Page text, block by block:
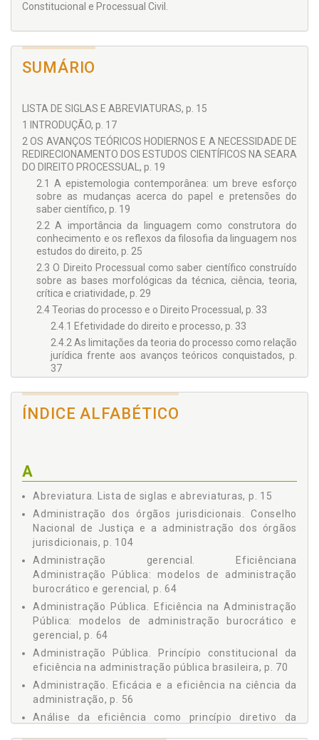
Constitucional e Processual Civil.
SUMÁRIO
LISTA DE SIGLAS E ABREVIATURAS, p. 15
1 INTRODUÇÃO, p. 17
2 OS AVANÇOS TEÓRICOS HODIERNOS E A NECESSIDADE DE
REDIRECIONAMENTO DOS ESTUDOS CIENTÍFICOS NA SEARA
DO DIREITO PROCESSUAL, p. 19
2.1 A epistemologia contemporânea: um breve esforço
sobre as mudanças acerca do papel e pretensões do
saber científico, p. 19
2.2 A importância da linguagem como construtora do
conhecimento e os reflexos da filosofia da linguagem nos
estudos do direito, p. 25
2.3 O Direito Processual como saber científico construído
sobre as bases morfológicas da técnica, ciência, teoria,
crítica e criatividade, p. 29
2.4 Teorias do processo e o Direito Processual, p. 33
2.4.1 Efetividade do direito e processo, p. 33
2.4.2 As limitações da teoria do processo como relação
jurídica frente aos avanços teóricos conquistados, p.
37
Democrático de Direito, p. 41
2.5 Síntese, p. 51
aspectos de senso comum, ideológicos e científicos, p. 53
3.2 O esforço científico para o esclarecimento do conceito
de eficiência, p. 56
3.2.1 A eficácia e a eficiência na Ciência da
Administração, p. 56
3.2.2 O conceito de eficiência na Ciência do Direito, p.
59
3.3 A eficiência na administração pública: modelos de
administração burocrático e gerencial, p. 64
3.4 O princípio constitucional da eficiência na
administração pública brasileira, p. 70
3.5 Síntese, p. 73
4 A MOROSIDADE NA ATIVIDADE JURISDICIONAL E AS
LEGISLATIVAS, p. 75
4.1 A morosidade na atividade jurisdicional como um
problema a ser solucionado, p. 75
4.2 A identificação das causas da morosidade na
ÍNDICE ALFABÉTICO
A
Abreviatura. Lista de siglas e abreviaturas, p. 15
Administração dos órgãos jurisdicionais. Conselho
Nacional de Justiça e a administração dos órgãos
jurisdicionais, p. 104
Administração gerencial. Eficiênciana
Administração Pública: modelos de administração
burocrático e gerencial, p. 64
Administração Pública. Eficiência na Administração
Pública: modelos de administração burocrático e
gerencial, p. 64
Administração Pública. Princípio constitucional da
eficiência na administração pública brasileira, p. 70
Administração. Eficácia e a eficiência na ciência da
administração, p. 56
Análise da eficiência como princípio diretivo da